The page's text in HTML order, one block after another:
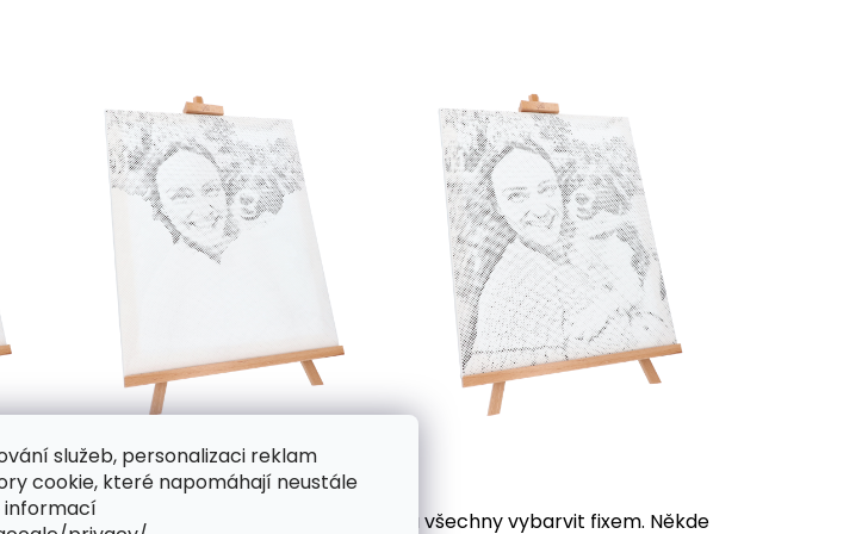
služeb, personalizaci reklam
cookie, které napomáhají neustále
informacípředtištěných kroužků, která je potřeba všechny vybarvit fixem. Někde